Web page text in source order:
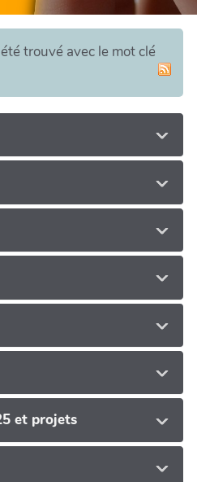
trouvé avec le mot clé
et projets